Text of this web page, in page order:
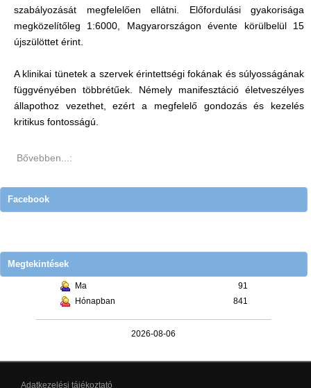
szabályozását megfelelően ellátni. Előfordulási gyakorisága
megközelítőleg 1:6000, Magyarországon évente körülbelül 15
újszülöttet érint.
A klinikai tünetek a szervek érintettségi fokának és súlyosságának
függvényében többrétűek. Némely manifesztáció életveszélyes
állapothoz vezethet, ezért a megfelelő gondozás és kezelés
kritikus fontosságú.
Bővebben...:
Facebook
Megtekintések
Ma
91
Hónapban
841
2026-08-06
Adatkezelési tájékoztató